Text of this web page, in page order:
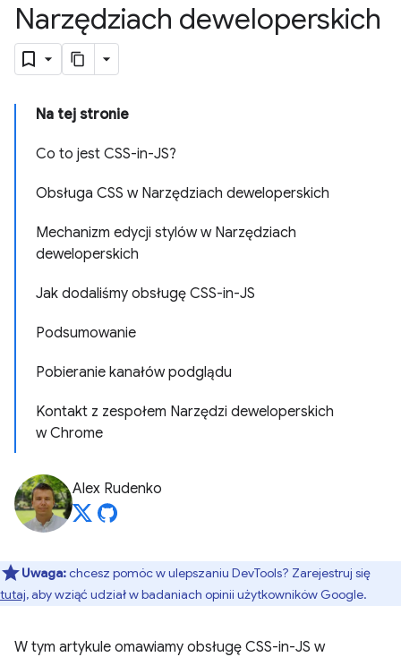
Narzędziach deweloperskich
Na tej stronie
Co to jest CSS-in-JS?
Obsługa CSS w Narzędziach deweloperskich
Mechanizm edycji stylów w Narzędziach
deweloperskich
Jak dodaliśmy obsługę CSS-in-JS
Podsumowanie
Pobieranie kanałów podglądu
Kontakt z zespołem Narzędzi deweloperskich
w Chrome
Alex Rudenko
Uwaga:chcesz pomóc w ulepszaniu DevTools? Zarejestruj się
tutaj, aby wziąć udział w badaniach opinii użytkowników Google.
W tym artykule omawiamy obsługę CSS-in-JS w